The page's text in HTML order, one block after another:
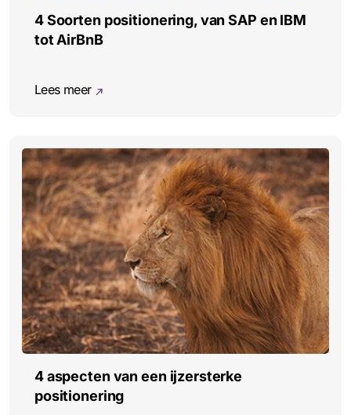
4 Soorten positionering, van SAP en IBM
tot AirBnB
Lees meer
4 aspecten van een ijzersterke
positionering